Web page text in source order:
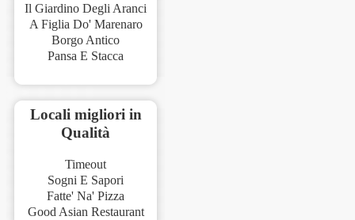
Il Giardino Degli Aranci
A Figlia Do' Marenaro
Borgo Antico
Pansa E Stacca
Locali migliori in
Qualità
Timeout
Sogni E Sapori
Fatte' Na' Pizza
Good Asian Restaurant